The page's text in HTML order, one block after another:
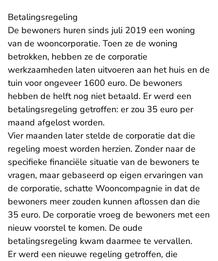
Betalingsregeling
De bewoners huren sinds juli 2019 een woning
van de wooncorporatie. Toen ze de woning
betrokken, hebben ze de corporatie
werkzaamheden laten uitvoeren aan het huis en de
tuin voor ongeveer 1600 euro. De bewoners
hebben de helft nog niet betaald. Er werd een
betalingsregeling getroffen: er zou 35 euro per
maand afgelost worden.
Vier maanden later stelde de corporatie dat die
regeling moest worden herzien. Zonder naar de
specifieke financiële situatie van de bewoners te
vragen, maar gebaseerd op eigen ervaringen van
de corporatie, schatte Wooncompagnie in dat de
bewoners meer zouden kunnen aflossen dan die
35 euro. De corporatie vroeg de bewoners met een
nieuw voorstel te komen. De oude
betalingsregeling kwam daarmee te vervallen.
Er werd een nieuwe regeling getroffen, die